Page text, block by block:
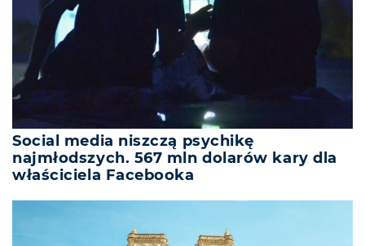
Social media niszczą psychikę
najmłodszych. 567 mln dolarów kary dla
właściciela Facebooka